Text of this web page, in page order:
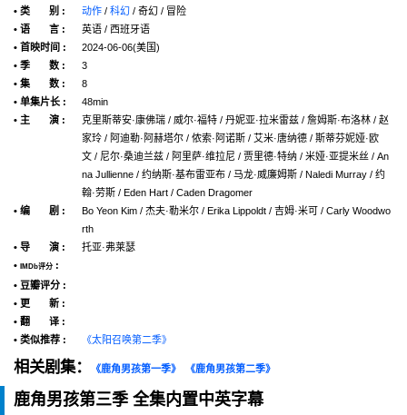
• 类 别 :
动作 / 科幻 / 奇幻 / 冒险
• 语 言 :
英语 / 西班牙语
• 首映时间 :
2024-06-06(美国)
• 季 数 :
3
• 集 数 :
8
• 单集片长 :
48min
• 主 演 :
克里斯蒂安·康佛瑞 / 威尔·福特 / 丹妮亚·拉米雷兹 / 詹姆斯·布洛林 / 赵
家玲 / 阿迪勒·阿赫塔尔 / 侬索·阿诺斯 / 艾米·唐纳德 / 斯蒂芬妮娅·欧
文 / 尼尔·桑迪兰兹 / 阿里萨·维拉尼 / 贾里德·特纳 / 米娅·亚提米丝 / An
na Jullienne / 约纳斯·基布雷亚布 / 马龙·威廉姆斯 / Naledi Murray / 约
翰·劳斯 / Eden Hart / Caden Dragomer
• 编 剧 :
Bo Yeon Kim / 杰夫·勒米尔 / Erika Lippoldt / 吉姆·米可 / Carly Woodwo
rth
• 导 演 :
托亚·弗莱瑟
•
IMDb评分 :
• 豆瓣评分 :
• 更 新 :
• 翻 译 :
• 类似推荐 :
《太阳召唤第二季》
相关剧集： 《鹿角男孩第一季》 《鹿角男孩第二季》
鹿角男孩第三季 全集内置中英字幕